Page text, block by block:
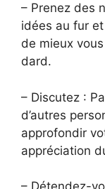
– Prenez des
idées au fur
de mieux
dard.
– Discutez :
d’autres
approfondir
appréciation
– Détendez-